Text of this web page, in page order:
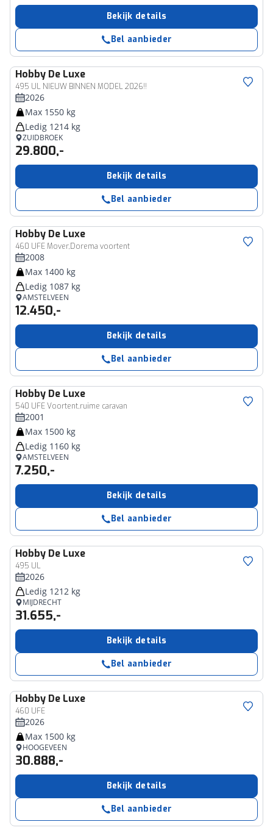
Bekijk details
Bel aanbieder
Hobby De Luxe
495 UL NIEUW BINNEN MODEL 2026!!
2026
Max 1550 kg
Ledig 1214 kg
ZUIDBROEK
29.800,-
Bekijk details
Bel aanbieder
Hobby De Luxe
460 UFE Mover,Dorema voortent
2008
Max 1400 kg
Ledig 1087 kg
AMSTELVEEN
12.450,-
Bekijk details
Bel aanbieder
Hobby De Luxe
540 UFE Voortent,ruime caravan
2001
Max 1500 kg
Ledig 1160 kg
AMSTELVEEN
7.250,-
Bekijk details
Bel aanbieder
Hobby De Luxe
495 UL
2026
Ledig 1212 kg
MIJDRECHT
31.655,-
Bekijk details
Bel aanbieder
Hobby De Luxe
460 UFE
2026
Max 1500 kg
HOOGEVEEN
30.888,-
Bekijk details
Bel aanbieder